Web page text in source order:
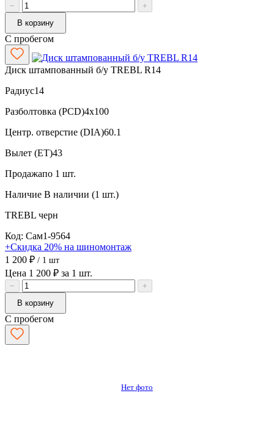
−
+
В корзину
С пробегом
Диск штампованный б/у TREBL R14
Радиус14
Разболтовка (PCD)4x100
Центр. отверстие (DIA)60.1
Вылет (ET)43
Продажапо 1 шт.
Наличие В наличии (1 шт.)
TREBL черн
Код: Сам1-9564
+Скидка 20% на шиномонтаж
1 200 ₽ / 1 шт
Цена 1 200 ₽ за 1 шт.
−
+
В корзину
С пробегом
Нет фото